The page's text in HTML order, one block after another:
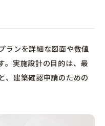
ランを詳細な図面や数値
。実施設計の目的は、最
、建築確認申請のための